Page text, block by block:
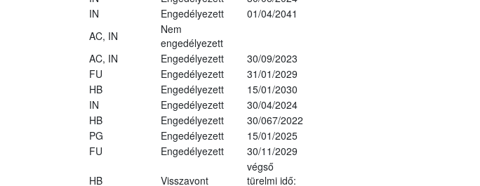
IN Engedélyezett
01/04/2041
AC, IN
Nem
engedélyezett
AC, IN Engedélyezett
30/09/2023
FU Engedélyezett
31/01/2029
HB Engedélyezett
15/01/2030
IN Engedélyezett
30/04/2024
HB Engedélyezett
30/067/2022
PG Engedélyezett
15/01/2025
FU Engedélyezett 30/11/2029
HB Visszavont
végső
türelmi idő: